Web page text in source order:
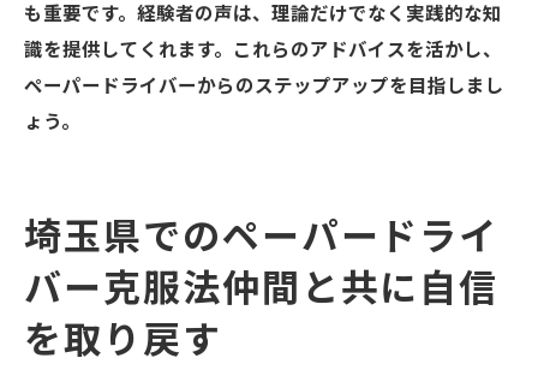
も重要です。経験者の声は、理論だけでなく実践的な知
識を提供してくれます。これらのアドバイスを活かし、
ペーパードライバーからのステップアップを目指しまし
ょう。
埼玉県でのペーパードライ
バー克服法仲間と共に自信
を取り戻す